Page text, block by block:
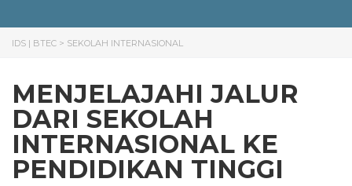
IDS | BTEC > SEKOLAH INTERNASIONAL
MENJELAJAHI JALUR
DARI SEKOLAH
INTERNASIONAL KE
PENDIDIKAN TINGGI